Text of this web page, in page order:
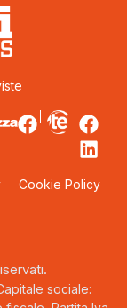
Cookie Policy
sociale: